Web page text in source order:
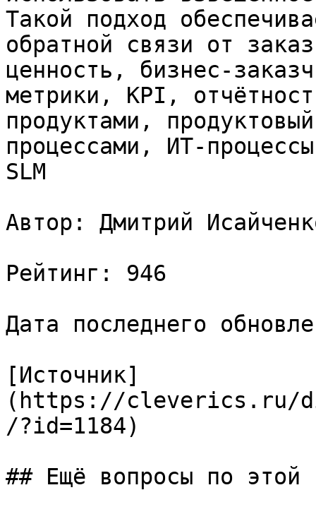
Такой подход
обратной связи от
ценность, бизнес-
метрики, KPI,
продуктами,
процессами, ИТ-
SLM
Автор: Дмитрий
Рейтинг: 946
Дата последнего
[Источник]
(https://cleverics.ru/
/?id=1184)
## Ещё вопросы по этой